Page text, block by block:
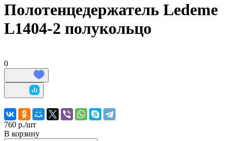
Полотенцедержатель Ledeme
L1404-2 полукольцо
0
760 р./шт
В корзину